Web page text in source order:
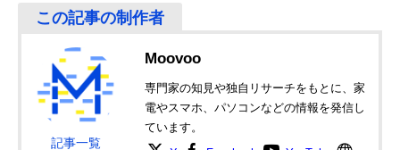
Amazonで見る
(Wahei freiz) Freiz
IH対応ミニフライ
2307
Amazonで見る
サーモス
(THERMOS) デュ
ラブルシリーズ フ
ハンドルの握りや
摩耗性3層コート
約幅46.5×奥行
約内径26cm
記事一覧
Moovoo
専門家の知見や独自リサーチをもとに、家
電やスマホ、パソコンなどの情報を発信し
ています。